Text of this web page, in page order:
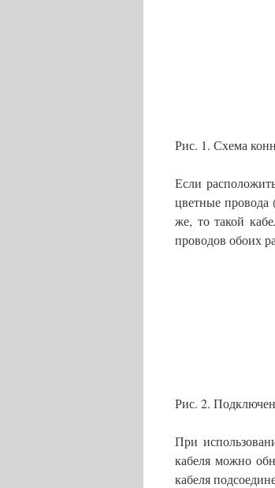
Рис. 1. Схема
Если
цветные
же, то такой
проводов обоих
Рис. 2.
При
кабеля можно
кабеля